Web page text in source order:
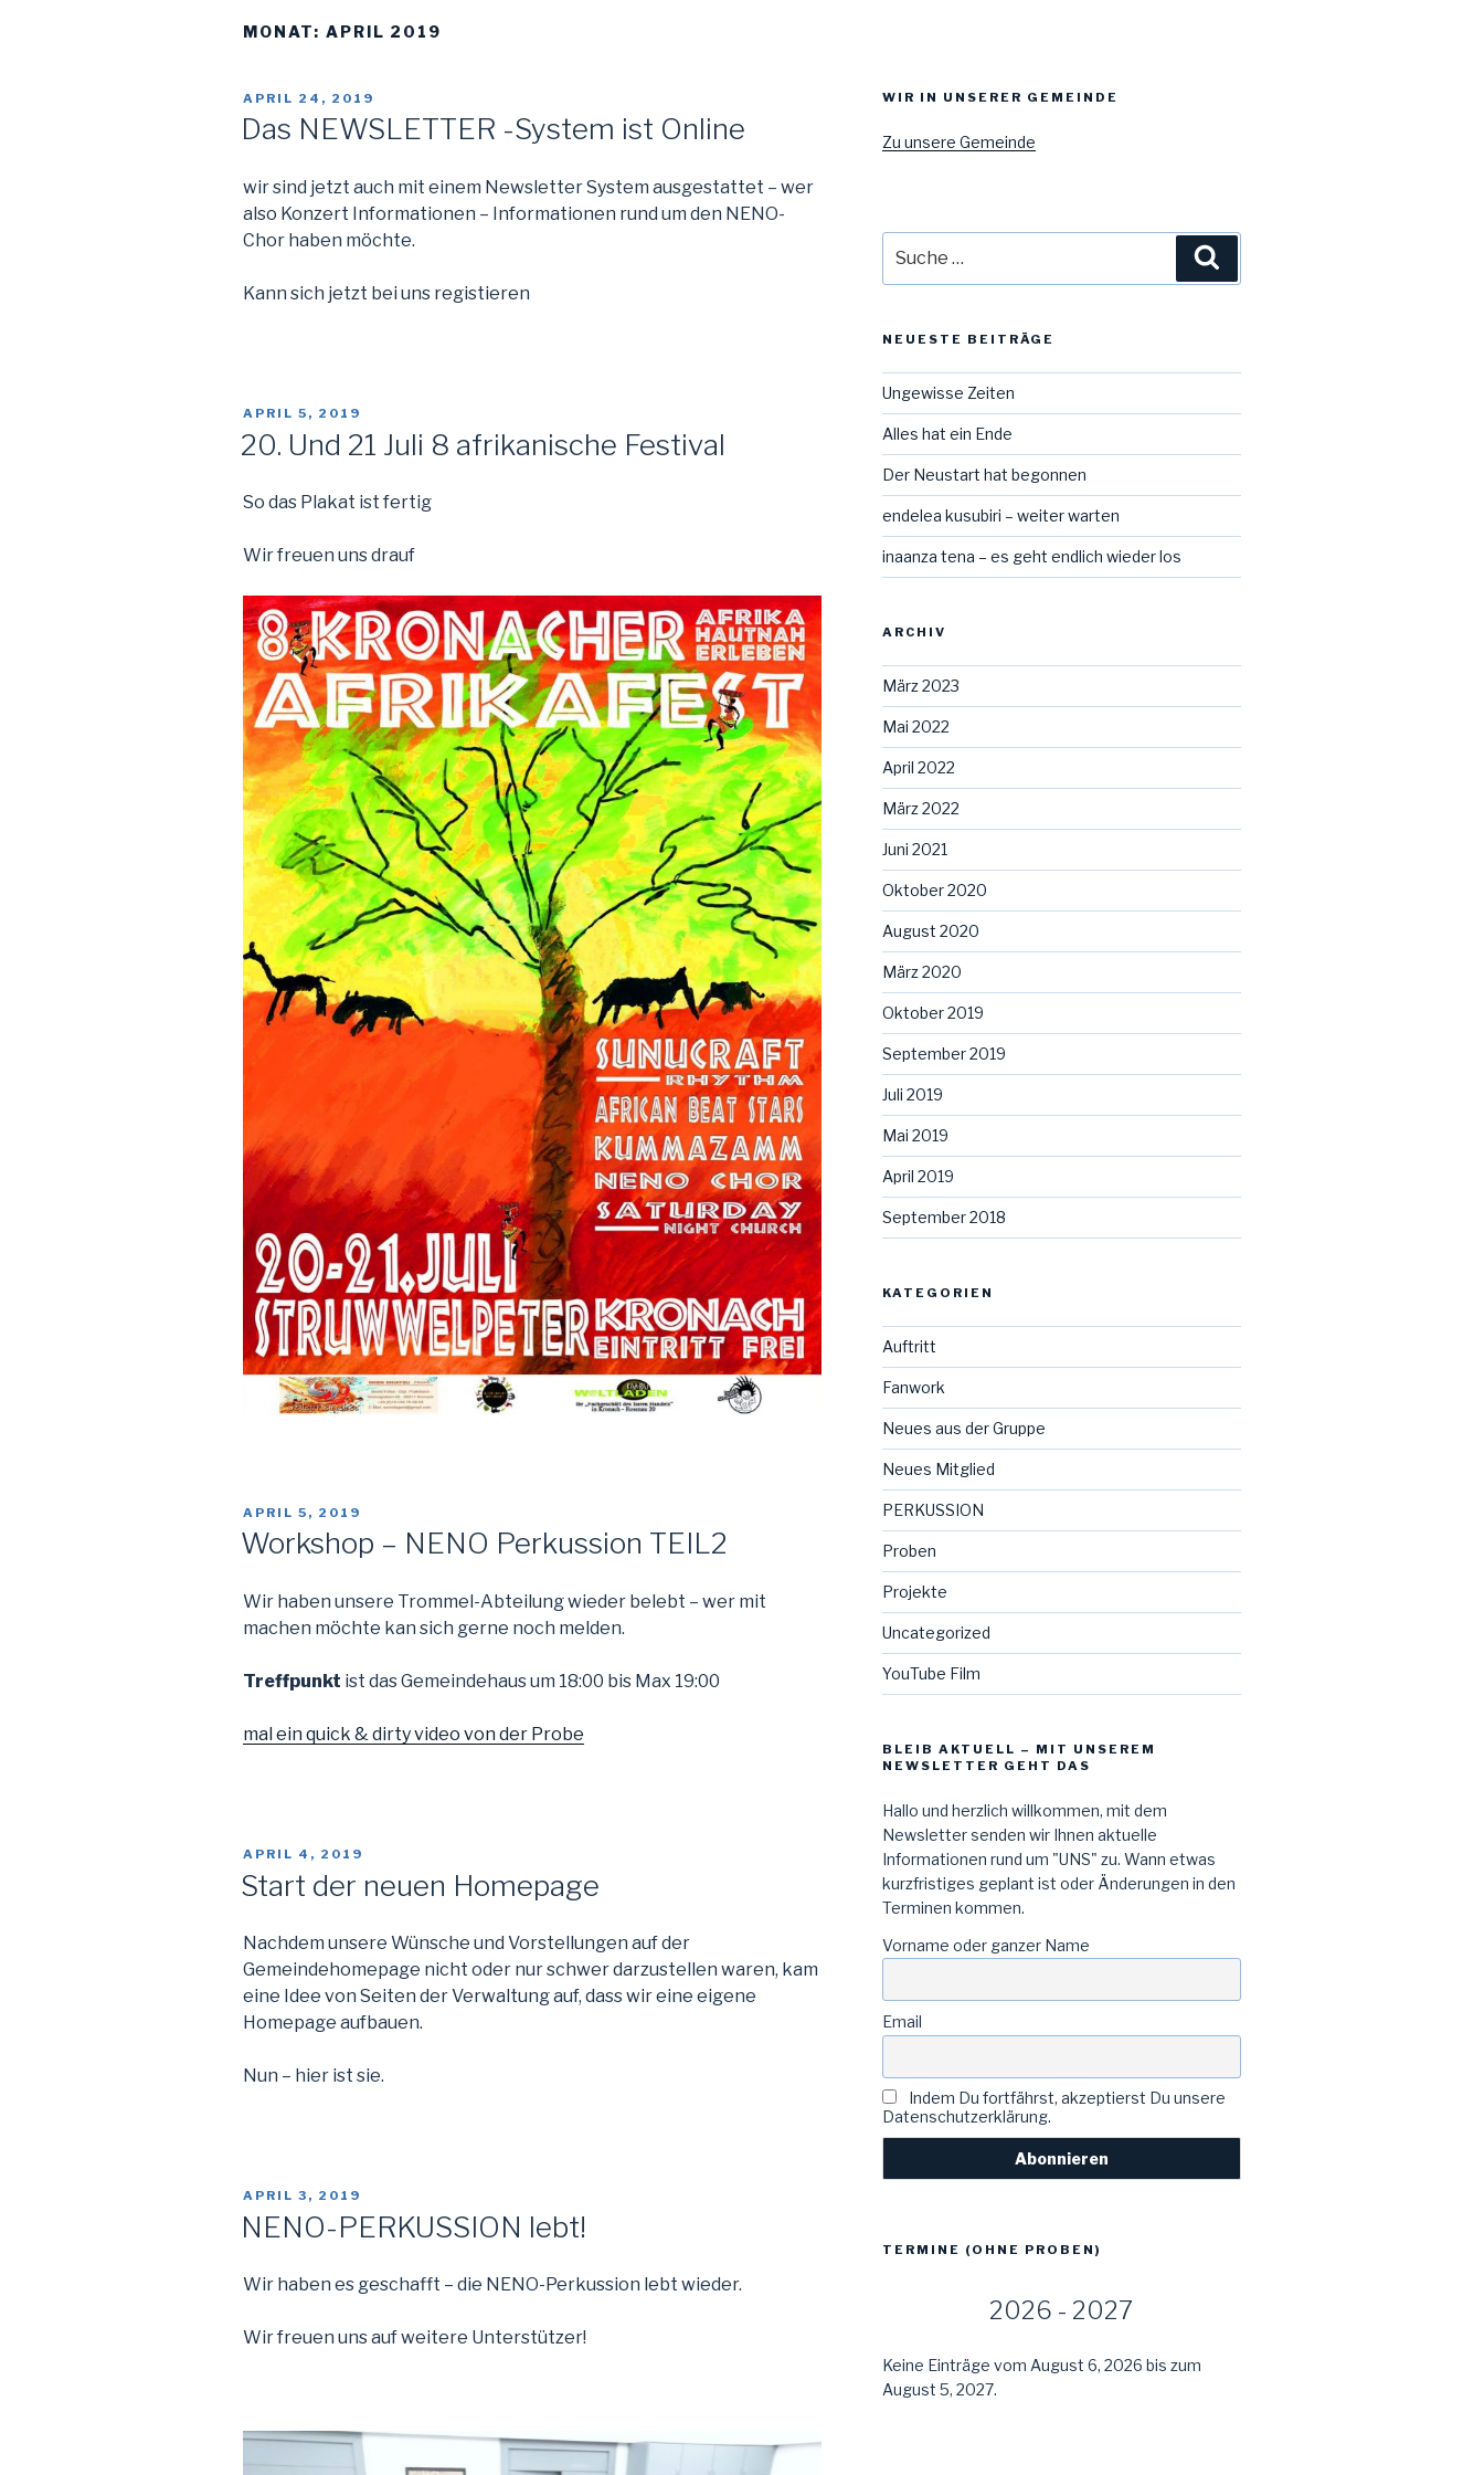
MONAT: APRIL 2019
VERÖFFENTLICHT
APRIL 24, 2019
Das NEWSLETTER -System ist Online
wir sind jetzt auch mit einem Newsletter System ausgestattet – wer
also Konzert Informationen – Informationen rund um den NENO-
Chor haben möchte.
Kann sich jetzt bei uns registieren
VERÖFFENTLICHT
APRIL 5, 2019
20. Und 21 Juli 8 afrikanische Festival
So das Plakat ist fertig
Wir freuen uns drauf
VERÖFFENTLICHT
APRIL 5, 2019
Workshop – NENO Perkussion TEIL2
Wir haben unsere Trommel-Abteilung wieder belebt – wer mit
machen möchte kan sich gerne noch melden.
Treffpunkt ist das Gemeindehaus um 18:00 bis Max 19:00
mal ein quick & dirty video von der Probe
VERÖFFENTLICHT
APRIL 4, 2019
Start der neuen Homepage
Nachdem unsere Wünsche und Vorstellungen auf der
Gemeindehomepage nicht oder nur schwer darzustellen waren, kam
eine Idee von Seiten der Verwaltung auf, dass wir eine eigene
Homepage aufbauen.
Nun – hier ist sie.
VERÖFFENTLICHT
APRIL 3, 2019
NENO-PERKUSSION lebt!
Wir haben es geschafft – die NENO-Perkussion lebt wieder.
Wir freuen uns auf weitere Unterstützer!
WIR IN UNSERER GEMEINDE
Zu unsere Gemeinde
nach:
NEUESTE BEITRÄGE
Ungewisse Zeiten
Alles hat ein Ende
Der Neustart hat begonnen
endelea kusubiri – weiter warten
inaanza tena – es geht endlich wieder los
ARCHIV
März 2023
Mai 2022
April 2022
März 2022
Juni 2021
Oktober 2020
August 2020
März 2020
Oktober 2019
September 2019
Juli 2019
Mai 2019
April 2019
September 2018
KATEGORIEN
Auftritt
Fanwork
Neues aus der Gruppe
Neues Mitglied
PERKUSSION
Proben
Projekte
Uncategorized
YouTube Film
BLEIB AKTUELL – MIT UNSEREM
NEWSLETTER GEHT DAS
Hallo und herzlich willkommen, mit dem
Newsletter senden wir Ihnen aktuelle
Informationen rund um "UNS" zu. Wann etwas
kurzfristiges geplant ist oder Änderungen in den
Terminen kommen.
Vorname oder ganzer Name
Email
Indem Du fortfährst, akzeptierst Du unsere
Datenschutzerklärung.
TERMINE (OHNE PROBEN)
2026 - 2027
Keine Einträge vom August 6, 2026 bis zum
August 5, 2027.